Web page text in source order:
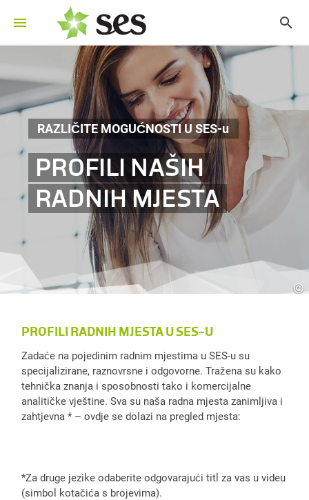
RAZLIČITE MOGUĆNOSTI U SES-u
PROFILI NAŠIH
RADNIH MJESTA
©
PROFILI RADNIH MJESTA U SES-U
Zadaće na pojedinim radnim mjestima u SES-u su
specijalizirane, raznovrsne i odgovorne. Tražena su kako
tehnička znanja i sposobnosti tako i komercijalne
analitičke vještine. Sva su naša radna mjesta zanimljiva i
zahtjevna * – ovdje se dolazi na pregled mjesta:
*Za druge jezike odaberite odgovarajući titl za vas u videu
(simbol kotačića s brojevima).